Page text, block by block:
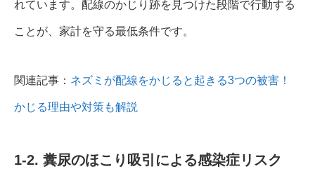
れています。配線のかじり跡を見つけた段階で行動する
ことが、家計を守る最低条件です。
関連記事： ネズミが配線をかじると起きる3つの被害！
かじる理由や対策も解説
1-2. 糞尿のほこり吸引による感染症リスク